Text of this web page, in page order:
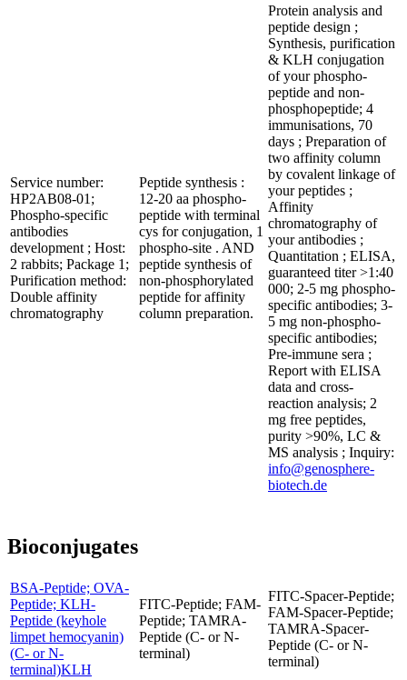
Service number:
HP2AB08-01;
Phospho-specific
antibodies
development ; Host:
2 rabbits; Package 1;
Purification method:
Double affinity
chromatography
Peptide synthesis :
12-20 aa phospho-
peptide with terminal
cys for conjugation, 1
phospho-site . AND
peptide synthesis of
non-phosphorylated
peptide for affinity
column preparation.
Protein analysis and
peptide design ;
Synthesis, purification
& KLH conjugation
of your phospho-
peptide and non-
phosphopeptide; 4
immunisations, 70
days ; Preparation of
two affinity column
by covalent linkage of
your peptides ;
Affinity
chromatography of
your antibodies ;
Quantitation ; ELISA,
guaranteed titer >1:40
000; 2-5 mg phospho-
specific antibodies; 3-
5 mg non-phospho-
specific antibodies;
Pre-immune sera ;
Report with ELISA
data and cross-
reaction analysis; 2
mg free peptides,
purity >90%, LC &
MS analysis ; Inquiry:
info@genosphere-
biotech.de
Bioconjugates
BSA-Peptide; OVA-
Peptide; KLH-
Peptide (keyhole
limpet hemocyanin)
(C- or N-
terminal)KLH
FITC-Peptide; FAM-
Peptide; TAMRA-
Peptide (C- or N-
terminal)
FITC-Spacer-Peptide;
FAM-Spacer-Peptide;
TAMRA-Spacer-
Peptide (C- or N-
terminal)